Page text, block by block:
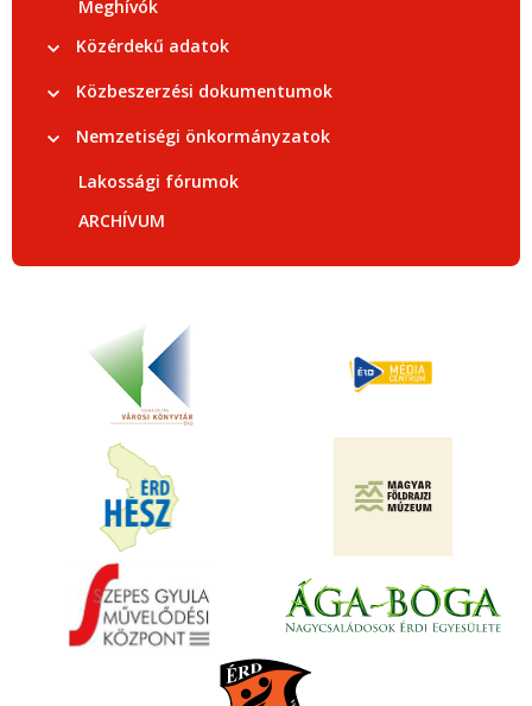
Meghívók
Közérdekű adatok
Közbeszerzési dokumentumok
Nemzetiségi önkormányzatok
Lakossági fórumok
ARCHÍVUM